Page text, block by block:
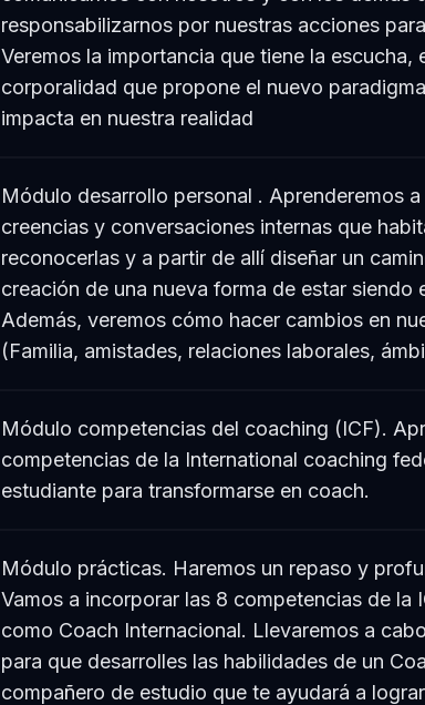
responsabilizarnos por nuestras acciones
Veremos la importancia que tiene la escucha,
corporalidad que propone el nuevo
impacta en nuestra realidad
Módulo desarrollo personal . Aprenderemos
creencias y conversaciones internas que
reconocerlas y a partir de allí diseñar un
creación de una nueva forma de estar siendo
Además, veremos cómo hacer cambios en
(Familia, amistades, relaciones laborales,
Módulo competencias del coaching (ICF).
competencias de la International coaching
estudiante para transformarse en coach.
Módulo prácticas. Haremos un repaso y
Vamos a incorporar las 8 competencias de la
como Coach Internacional. Llevaremos a
para que desarrolles las habilidades de un
compañero de estudio que te ayudará a